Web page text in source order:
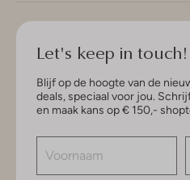
Let's keep in touch!
Blijf op de hoogte van de
deals, speciaal voor jou.
en maak kans op € 150,-